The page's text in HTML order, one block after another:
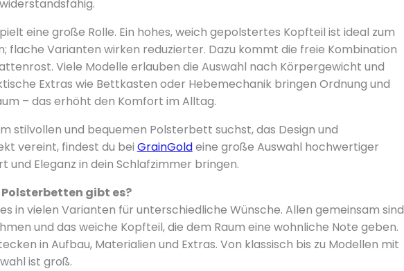
eine große Rolle. Ein hohes, weich gepolstertes Kopfteil ist ideal zum
flache Varianten wirken reduzierter. Dazu kommt die freie Kombination
Viele Modelle erlauben die Auswahl nach Körpergewicht und
Extras wie Bettkasten oder Hebemechanik bringen Ordnung und
– das erhöht den Komfort im Alltag.
stilvollen und bequemen Polsterbett suchst, das Design und
vereint, findest du bei GrainGoldeine große Auswahl hochwertiger
und Eleganz in dein Schlafzimmer bringen.
gibt es?
in vielen Varianten für unterschiedliche Wünsche. Allen gemeinsam sind
und das weiche Kopfteil, die dem Raum eine wohnliche Note geben.
in Aufbau, Materialien und Extras. Von klassisch bis zu Modellen mit
ist groß.